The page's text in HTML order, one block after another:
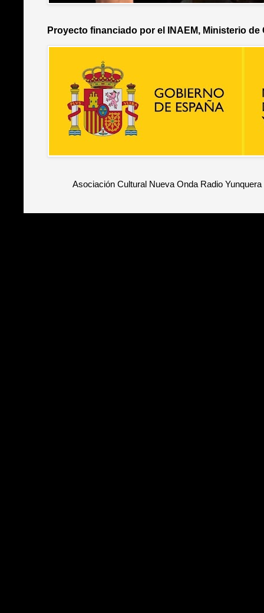
Proyecto financiado por el INAEM, Ministerio de
Asociación Cultural Nueva Onda Radio